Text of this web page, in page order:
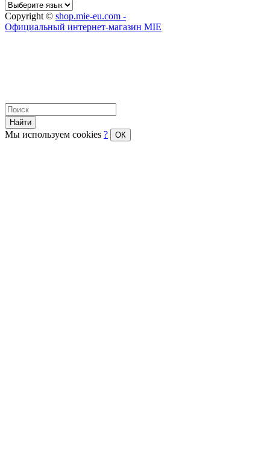
Copyright © shop.mie-eu.com -
Официальный интернет-магазин MIE
Найти
Мы используем cookies ? ОК